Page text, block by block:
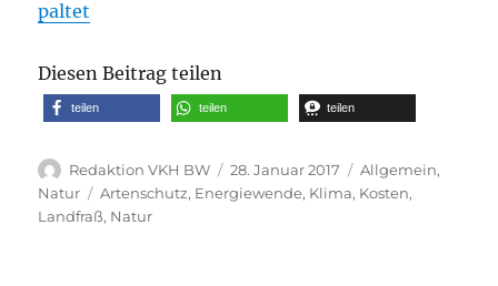
paltet
Diesen Beitrag teilen
teilen teilen teilen
Autor
Redaktion VKH BW
Veröffentlicht
am
28. Januar 2017 Kategorien
Allgemein,
Natur
Schlagwörter
Artenschutz, Energiewende, Klima, Kosten,
Landfraß, Natur